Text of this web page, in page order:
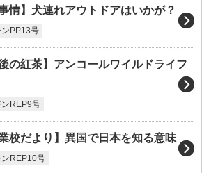
情】犬連れアウトドアはいかが？
PP13号
の紅茶】アンコールワイルドライフ
REP9号
校だより】異国で日本を知る意味
REP10号